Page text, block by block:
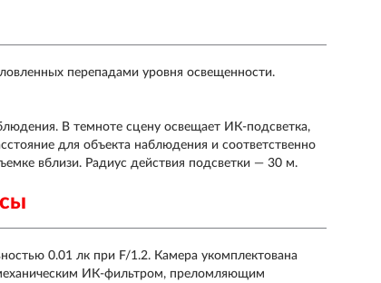
перепадами уровня освещенности.
В темноте сцену освещает ИК-подсветка,
для объекта наблюдения и соответственно
вблизи. Радиус действия подсветки — 30 м.
0.01 лк при F/1.2. Камера укомплектована
ИК-фильтром, преломляющим